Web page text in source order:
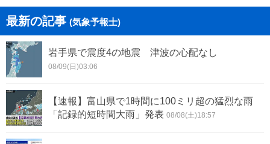
最新の記事 (気象予報士)
岩手県で震度4の地震 津波の心配なし
08/09(日)03:06
【速報】富山県で1時間に100ミリ超の猛烈な雨
「記録的短時間大雨」発表 08/08(土)18:57